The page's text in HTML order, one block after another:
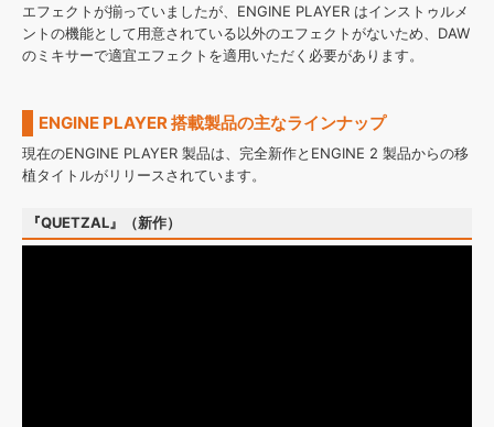
エフェクトが揃っていましたが、ENGINE PLAYER はインストゥルメ
ントの機能として用意されている以外のエフェクトがないため、DAW
のミキサーで適宜エフェクトを適用いただく必要があります。
ENGINE PLAYER 搭載製品の主なラインナップ
現在のENGINE PLAYER 製品は、完全新作とENGINE 2 製品からの移
植タイトルがリリースされています。
『QUETZAL』（新作）